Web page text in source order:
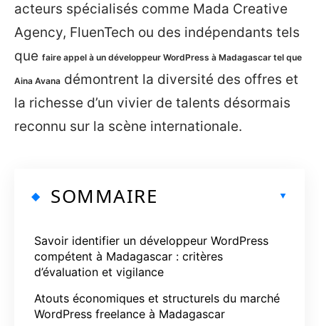
acteurs spécialisés comme Mada Creative
Agency, FluenTech ou des indépendants tels
que faire appel à un développeur WordPress à Madagascar tel que
Aina Avana démontrent la diversité des offres et
la richesse d’un vivier de talents désormais
reconnu sur la scène internationale.
SOMMAIRE
Savoir identifier un développeur WordPress
compétent à Madagascar : critères
d’évaluation et vigilance
Atouts économiques et structurels du marché
WordPress freelance à Madagascar